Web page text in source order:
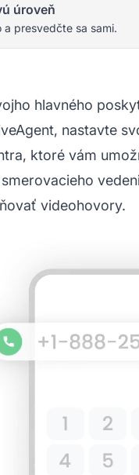
úroveň
presvedčte sa sami.
hlavného
nastavte
ktoré vám
videohovory.